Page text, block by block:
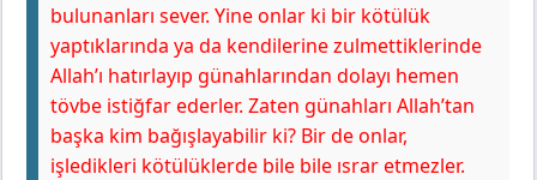
bulunanları sever. Yine onlar ki bir kötülük
yaptıklarında ya da kendilerine zulmettiklerinde
Allah’ı hatırlayıp günahlarından dolayı hemen
tövbe istiğfar ederler. Zaten günahları Allah’tan
başka kim bağışlayabilir ki? Bir de onlar,
işledikleri kötülüklerde bile bile ısrar etmezler.